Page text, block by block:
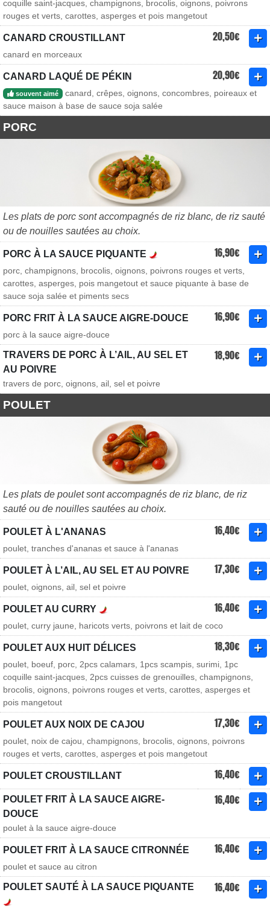
coquille saint-jacques, champignons, brocolis, oignons, poivrons
rouges et verts, carottes, asperges et pois mangetout
CANARD CROUSTILLANT 20,50€
canard en morceaux
CANARD LAQUÉ DE PÉKIN 20,90€
souvent aimé
canard, crêpes, oignons, concombres, poireaux et
sauce maison à base de sauce soja salée
PORC
Les plats de porc sont accompagnés de riz blanc, de riz sauté
ou de nouilles sautées au choix.
PORC À LA SAUCE PIQUANTE 16,90€
porc, champignons, brocolis, oignons, poivrons rouges et verts,
carottes, asperges, pois mangetout et sauce piquante à base de
sauce soja salée et piments secs
PORC FRIT À LA SAUCE AIGRE-DOUCE 16,90€
porc à la sauce aigre-douce
TRAVERS DE PORC À L’AIL, AU SEL ET
AU POIVRE
18,90€
travers de porc, oignons, ail, sel et poivre
POULET
Les plats de poulet sont accompagnés de riz blanc, de riz
sauté ou de nouilles sautées au choix.
POULET À L'ANANAS 16,40€
poulet, tranches d'ananas et sauce à l'ananas
POULET À L’AIL, AU SEL ET AU POIVRE 17,30€
poulet, oignons, ail, sel et poivre
POULET AU CURRY 16,40€
poulet, curry jaune, haricots verts, poivrons et lait de coco
POULET AUX HUIT DÉLICES 18,30€
poulet, boeuf, porc, 2pcs calamars, 1pcs scampis, surimi, 1pc
coquille saint-jacques, 2pcs cuisses de grenouilles, champignons,
brocolis, oignons, poivrons rouges et verts, carottes, asperges et
pois mangetout
POULET AUX NOIX DE CAJOU 17,30€
poulet, noix de cajou, champignons, brocolis, oignons, poivrons
rouges et verts, carottes, asperges et pois mangetout
POULET CROUSTILLANT 16,40€
POULET FRIT À LA SAUCE AIGRE-
DOUCE
16,40€
poulet à la sauce aigre-douce
POULET FRIT À LA SAUCE CITRONNÉE 16,40€
poulet et sauce au citron
POULET SAUTÉ À LA SAUCE PIQUANTE 16,40€